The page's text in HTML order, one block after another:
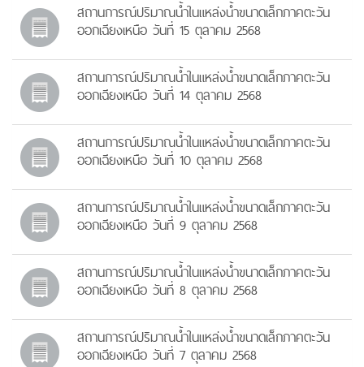
สถานการณ์ปริมาณน้ำในแหล่งน้ำขนาดเล็กภาคตะวัน
ออกเฉียงเหนือ วันที่ 15 ตุลาคม 2568
สถานการณ์ปริมาณน้ำในแหล่งน้ำขนาดเล็กภาคตะวัน
ออกเฉียงเหนือ วันที่ 14 ตุลาคม 2568
สถานการณ์ปริมาณน้ำในแหล่งน้ำขนาดเล็กภาคตะวัน
ออกเฉียงเหนือ วันที่ 10 ตุลาคม 2568
สถานการณ์ปริมาณน้ำในแหล่งน้ำขนาดเล็กภาคตะวัน
ออกเฉียงเหนือ วันที่ 9 ตุลาคม 2568
สถานการณ์ปริมาณน้ำในแหล่งน้ำขนาดเล็กภาคตะวัน
ออกเฉียงเหนือ วันที่ 8 ตุลาคม 2568
สถานการณ์ปริมาณน้ำในแหล่งน้ำขนาดเล็กภาคตะวัน
ออกเฉียงเหนือ วันที่ 7 ตุลาคม 2568